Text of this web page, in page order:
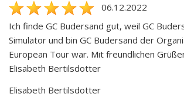
06.12.2022
Ich finde GC Budersand gut, weil GC
Simulator und bin GC Budersand der
European Tour war. Mit freundlichen
Elisabeth Bertilsdotter
Elisabeth Bertilsdotter